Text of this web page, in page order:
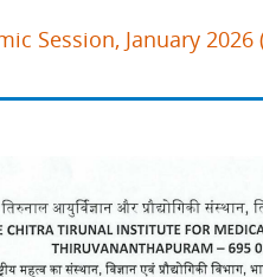
Session, January